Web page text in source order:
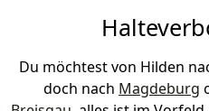
Du möchtest von Hilden
doch nach Magdeburg